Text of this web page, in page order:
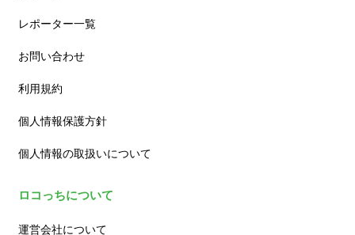
レポーター一覧
お問い合わせ
利用規約
個人情報保護方針
個人情報の取扱いについて
ロコっちについて
運営会社について